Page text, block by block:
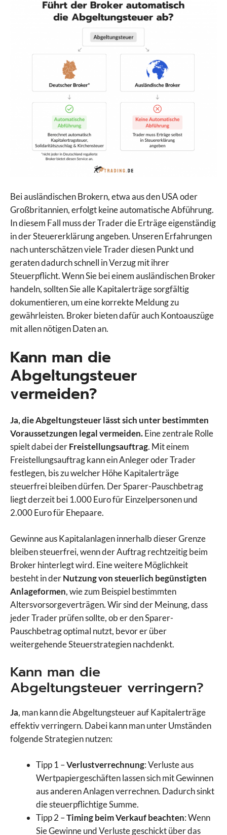
Bei ausländischen Brokern, etwa aus den USA oder
Großbritannien, erfolgt keine automatische Abführung.
In diesem Fall muss der Trader die Erträge eigenständig
in der Steuererklärung angeben. Unseren Erfahrungen
nach unterschätzen viele Trader diesen Punkt und
geraten dadurch schnell in Verzug mit ihrer
Steuerpflicht. Wenn Sie bei einem ausländischen Broker
handeln, sollten Sie alle Kapitalerträge sorgfältig
dokumentieren, um eine korrekte Meldung zu
gewährleisten. Broker bieten dafür auch Kontoauszüge
mit allen nötigen Daten an.
Kann man die
Abgeltungsteuer
vermeiden?
Ja, die Abgeltungsteuer lässt sich unter bestimmten
Voraussetzungen legal vermeiden.Eine zentrale Rolle
spielt dabei derFreistellungsauftrag. Mit einem
Freistellungsauftrag kann ein Anleger oder Trader
festlegen, bis zu welcher Höhe Kapitalerträge
steuerfrei bleiben dürfen. Der Sparer-Pauschbetrag
liegt derzeit bei 1.000 Euro für Einzelpersonen und
2.000 Euro für Ehepaare.
Gewinne aus Kapitalanlagen innerhalb dieser Grenze
bleiben steuerfrei, wenn der Auftrag rechtzeitig beim
Broker hinterlegt wird. Eine weitere Möglichkeit
besteht in derNutzung von steuerlich begünstigten
Anlageformen, wie zum Beispiel bestimmten
Altersvorsorgeverträgen. Wir sind der Meinung, dass
jeder Trader prüfen sollte, ob er den Sparer-
Pauschbetrag optimal nutzt, bevor er über
weitergehende Steuerstrategien nachdenkt.
Kann man die
Abgeltungsteuer verringern?
Ja, man kann die Abgeltungsteuer auf Kapitalerträge
effektiv verringern. Dabei kann man unter Umständen
folgende Strategien nutzen:
Tipp 1 –Verlustverrechnung: Verluste aus
Wertpapiergeschäften lassen sich mit Gewinnen
aus anderen Anlagen verrechnen. Dadurch sinkt
die steuerpflichtige Summe.
Tipp 2 –Timing beim Verkauf beachten: Wenn
Sie Gewinne und Verluste geschickt über das